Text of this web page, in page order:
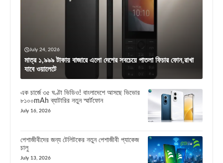
July 24, 2026
মাত্র ১,৯৯৯ টাকায় বাজারে এলো দেশের সবচেয়ে পাতলা ফিচার ফোন,রাখা
যাবে ওয়ালেটে
এক চার্জে ৩৫ ঘণ্টা ভিডিও! বাংলাদেশে আসছে ভিভোর
৮১০০mAh ব্যাটারির নতুন স্মার্টফোন
July 16, 2026
পেশাজীবীদের জন্য টেলিটকের নতুন পেশাজীবী প্যাকেজ
চালু
July 13, 2026